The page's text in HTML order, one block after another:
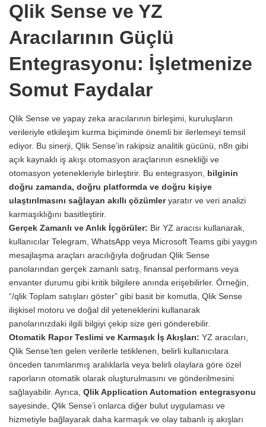
Qlik Sense ve YZ
Aracılarının Güçlü
Entegrasyonu: İşletmenize
Somut Faydalar
Qlik Sense ve yapay zeka aracılarının birleşimi, kuruluşların
verileriyle etkileşim kurma biçiminde önemli bir ilerlemeyi temsil
ediyor. Bu sinerji, Qlik Sense’in rakipsiz analitik gücünü, n8n gibi
açık kaynaklı iş akışı otomasyon araçlarının esnekliği ve
otomasyon yetenekleriyle birleştirir. Bu entegrasyon, bilginin
doğru zamanda, doğru platformda ve doğru kişiye
ulaştırılmasını sağlayan akıllı çözümleryaratır ve veri analizi
karmaşıklığını basitleştirir.
Gerçek Zamanlı ve Anlık İçgörüler: Bir YZ aracısı kullanarak,
kullanıcılar Telegram, WhatsApp veya Microsoft Teams gibi yaygın
mesajlaşma araçları aracılığıyla doğrudan Qlik Sense
panolarından gerçek zamanlı satış, finansal performans veya
envanter durumu gibi kritik bilgilere anında erişebilirler. Örneğin,
“/qlik Toplam satışları göster” gibi basit bir komutla, Qlik Sense
ilişkisel motoru ve doğal dil yeteneklerini kullanarak
panolarınızdaki ilgili bilgiyi çekip size geri gönderebilir.
Otomatik Rapor Teslimi ve Karmaşık İş Akışları: YZ aracıları,
Qlik Sense’ten gelen verilerle tetiklenen, belirli kullanıcılara
önceden tanımlanmış aralıklarla veya belirli olaylara göre özel
raporların otomatik olarak oluşturulmasını ve gönderilmesini
sağlayabilir. Ayrıca, Qlik Application Automation entegrasyonu
sayesinde, Qlik Sense’i onlarca diğer bulut uygulaması ve
hizmetiyle bağlayarak daha karmaşık ve olay tabanlı iş akışları